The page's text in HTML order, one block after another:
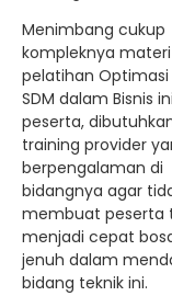
Menimbang cukup
kompleknya materi
pelatihan Optimasi
SDM dalam Bisnis
peserta,
training provider
berpengalaman di
bidangnya agar
membuat peserta
menjadi cepat
jenuh dalam
bidang teknik ini.